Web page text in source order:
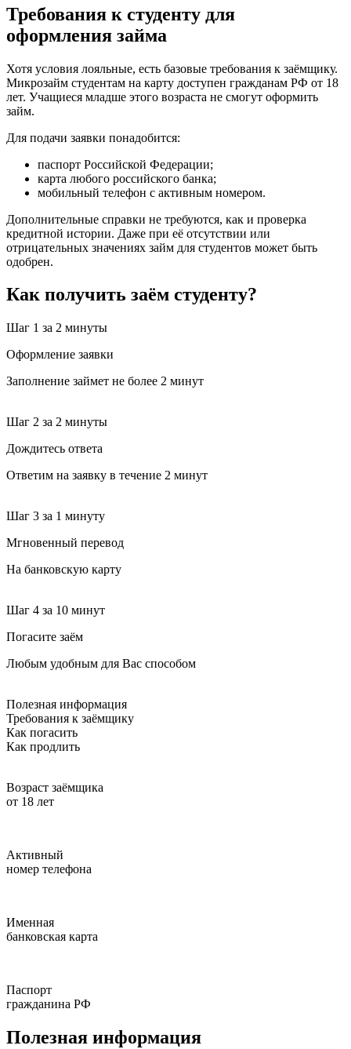
Требования к студенту для
оформления займа
Хотя условия лояльные, есть базовые требования к заёмщику.
Микрозайм студентам на карту доступен гражданам РФ от 18
лет. Учащиеся младше этого возраста не смогут оформить
займ.
Для подачи заявки понадобится:
паспорт Российской Федерации;
карта любого российского банка;
мобильный телефон с активным номером.
Дополнительные справки не требуются, как и проверка
кредитной истории. Даже при её отсутствии или
отрицательных значениях займ для студентов может быть
одобрен.
Как получить заём студенту?
Шаг 1 за 2 минуты
Оформление заявки
Заполнение займет не более 2 минут
Шаг 2 за 2 минуты
Дождитесь ответа
Ответим на заявку в течение 2 минут
Шаг 3 за 1 минуту
Мгновенный перевод
На банковскую карту
Шаг 4 за 10 минут
Погасите заём
Любым удобным для Вас способом
Полезная информация
Требования к заёмщику
Как погасить
Как продлить
Возраст заёмщика
от 18 лет
Активный
номер телефона
Именная
банковская карта
Паспорт
гражданина РФ
Полезная информация